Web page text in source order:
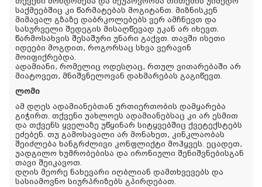
საქმეებშიც კი წარმატებას მოგიტანთ. მიზნისკენ
მიმავალ გზაზე დაბრკოლებებს ვერ ამჩნევთ და
სასურველი შედეგის მისაღწევად უკან არ იხევთ.
წარმოსახვის შესაშური უნარი გაქვთ. თავში ისეთი
იდეები მოგდით, როგორსაც სხვა ვერავინ
მოიფიქრებდა.
ადამიანი, რომელიც ოდესღაც, რთულ ვითარებაში არ
მიატოვეთ, მნიშვნელოვან დახმარებას გაგიწევთ.
ლომი
ამ დღეს ადამიანებთან ურთიერთობის დამყარება
გიჭირთ. თქვენი უახლოეს ადამიანებსაც კი არ ესმით
და თქვენს ყველაზე უწყინარ სიტყვებშიც ქვეტექსტებს
ეძებენ. თუ გამოსავალი არ მონახეთ, კინკლაობას
შეიძლება ხანგრძლივი კონფლიქტი მოჰყვეს. ეცადეთ,
უადგილო ხუმრობებისა და ირონიული შენიშვნებისგან
თავი შეიკავოთ.
დღის მეორე ნახევარი იღბლიან დამთხვევებს და
სასიამოვნო სიურპრიზებს გპირდებათ.